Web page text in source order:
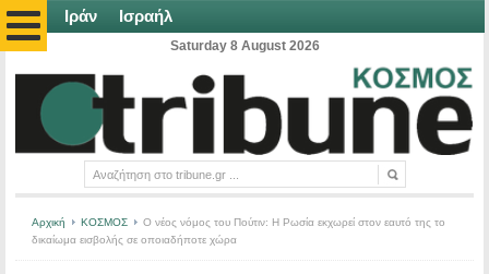
Ιράν Ισραήλ
Saturday 8 August 2026
Αρχική ΚΟΣΜΟΣ
Ο νέος νόμος του Πούτιν: Η Ρωσία εκχωρεί στον εαυτό της το
δικαίωμα εισβολής σε οποιαδήποτε χώρα